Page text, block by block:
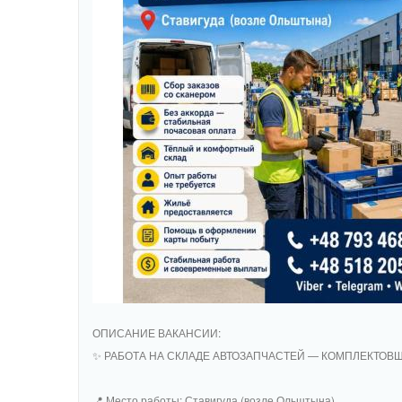
ОПИСАНИЕ ВАКАНСИИ:
✨ РАБОТА НА СКЛАДЕ АВТОЗАПЧАСТЕЙ —